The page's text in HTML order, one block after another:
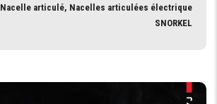
Nacelle articulé, Nacelles articulées électrique
SNORKEL